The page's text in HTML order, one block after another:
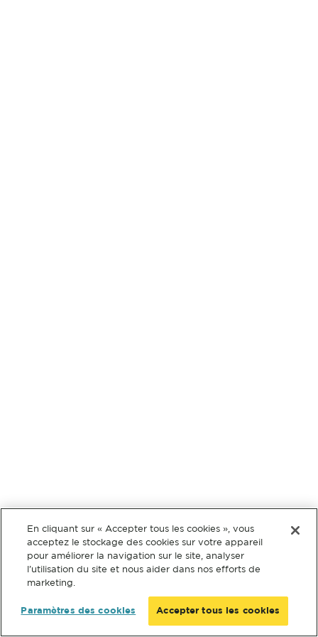
En cliquant sur « Accepter tous les cookies », vous
acceptez le stockage des cookies sur votre appareil
pour améliorer la navigation sur le site, analyser
l’utilisation du site et nous aider dans nos efforts de
marketing.
Paramètres des cookies Accepter tous les cookies